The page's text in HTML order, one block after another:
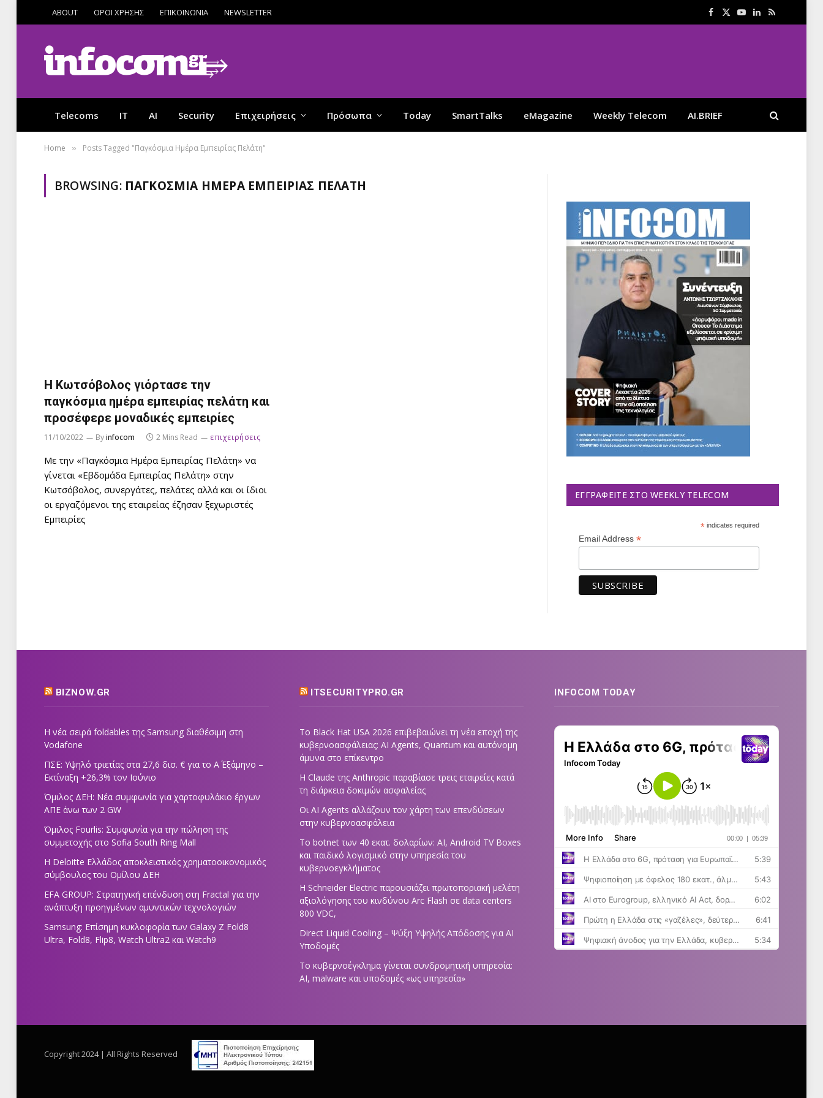
ABOUT ΟΡΟΙ ΧΡΗΣΗΣ ΕΠΙΚΟΙΝΩΝΙΑ NEWSLETTER Facebook
X
YouTube
LinkedIn
RSS
Telecoms IT AI Security Επιχειρήσεις Πρόσωπα Today SmartTalks eMagazine Weekly Telecom AI.BRIEF
Home » Posts Tagged "Παγκόσμια Ημέρα Εμπειρίας Πελάτη"
BROWSING: ΠΑΓΚΌΣΜΙΑ ΗΜΈΡΑ ΕΜΠΕΙΡΊΑΣ ΠΕΛΆΤΗ
Η Κωτσόβολος γιόρτασε την
παγκόσμια ημέρα εμπειρίας πελάτη και
προσέφερε μοναδικές εμπειρίες
11/10/2022 Byinfocom 2 Mins Read επιχειρήσεις
Με την «Παγκόσμια Ημέρα Εμπειρίας Πελάτη» να
γίνεται «Εβδομάδα Εμπειρίας Πελάτη» στην
Κωτσόβολος, συνεργάτες, πελάτες αλλά και οι ίδιοι
οι εργαζόμενοι της εταιρείας έζησαν ξεχωριστές
Εμπειρίες
ΕΓΓΡΑΦΕΊΤΕ ΣΤΟ WEEKLY TELECOM
*indicates required
Email Address *
BIZNOW.GR
Η νέα σειρά foldables της Samsung διαθέσιμη στη
Vodafone
ΠΣΕ: Υψηλό τριετίας στα 27,6 δισ. € για το Α΄ Εξάμηνο –
Εκτίναξη +26,3% τον Ιούνιο
Όμιλος ΔΕΗ: Νέα συμφωνία για χαρτοφυλάκιο έργων
ΑΠΕ άνω των 2 GW
Όμιλος Fourlis: Συμφωνία για την πώληση της
συμμετοχής στο Sofia South Ring Mall
Η Deloitte Ελλάδος αποκλειστικός χρηματοοικονομικός
σύμβουλος του Ομίλου ΔΕΗ
EFA GROUP: Στρατηγική επένδυση στη Fractal για την
ανάπτυξη προηγμένων αμυντικών τεχνολογιών
Samsung: Επίσημη κυκλοφορία των Galaxy Z Fold8
Ultra, Fold8, Flip8, Watch Ultra2 και Watch9
ITSECURITYPRO.GR
Το Black Hat USA 2026 επιβεβαιώνει τη νέα εποχή της
κυβερνοασφάλειας: AI Agents, Quantum και αυτόνομη
άμυνα στο επίκεντρο
Η Claude της Anthropic παραβίασε τρεις εταιρείες κατά
τη διάρκεια δοκιμών ασφαλείας
Οι AI Agents αλλάζουν τον χάρτη των επενδύσεων
στην κυβερνοασφάλεια
Το botnet των 40 εκατ. δολαρίων: AI, Android TV Boxes
και παιδικό λογισμικό στην υπηρεσία του
κυβερνοεγκλήματος
Η Schneider Electric παρουσιάζει πρωτοποριακή μελέτη
αξιολόγησης του κινδύνου Arc Flash σε data centers
800 VDC,
Direct Liquid Cooling – Ψύξη Υψηλής Απόδοσης για AI
Υποδομές
Το κυβερνοέγκλημα γίνεται συνδρομητική υπηρεσία:
AI, malware και υποδομές «ως υπηρεσία»
INFOCOM TODAY
Copyright 2024 | All Rights Reserved